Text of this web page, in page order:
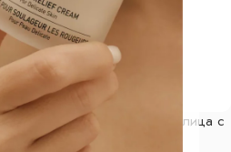
GiGi Гель для умывания лица с
витамином С 200 мл